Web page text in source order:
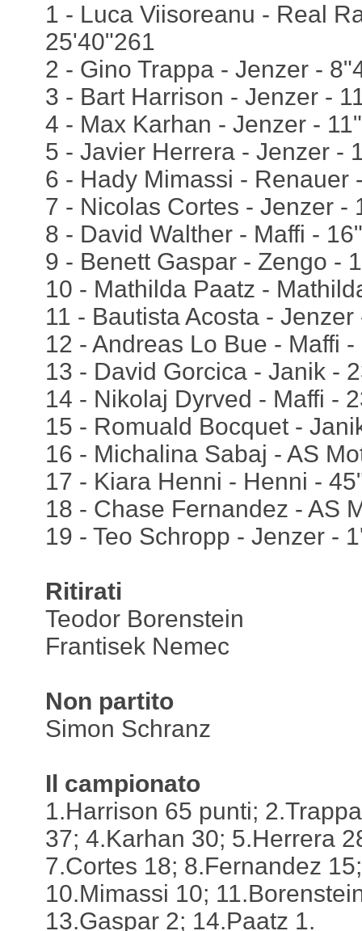
1 - Luca Viisoreanu - Real
25'40"261
2 - Gino Trappa - Jenzer -
3 - Bart Harrison - Jenzer -
4 - Max Karhan - Jenzer -
5 - Javier Herrera - Jenzer -
6 - Hady Mimassi - Renauer
7 - Nicolas Cortes - Jenzer -
8 - David Walther - Maffi -
9 - Benett Gaspar - Zengo -
10 - Mathilda Paatz -
11 - Bautista Acosta -
12 - Andreas Lo Bue - Maffi
13 - David Gorcica - Janik -
14 - Nikolaj Dyrved - Maffi -
15 - Romuald Bocquet -
16 - Michalina Sabaj - AS
17 - Kiara Henni - Henni -
18 - Chase Fernandez - AS
19 - Teo Schropp - Jenzer -
Ritirati
Teodor Borenstein
Frantisek Nemec
Non partito
Simon Schranz
Il campionato
1.Harrison 65 punti;
37; 4.Karhan 30; 5.Herrera
7.Cortes 18; 8.Fernandez
10.Mimassi 10;
13.Gaspar 2; 14.Paatz 1.